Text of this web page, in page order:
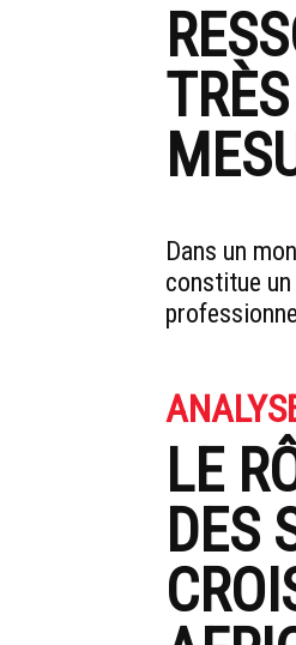
Dans un
constitue
LE
DES